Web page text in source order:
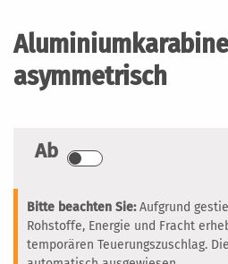
asymmetrisch
Ab
Bitte beachten Sie:Aufgrund
Rohstoffe, Energie und Fracht
temporären Teuerungszuschlag.
Bildergalerie